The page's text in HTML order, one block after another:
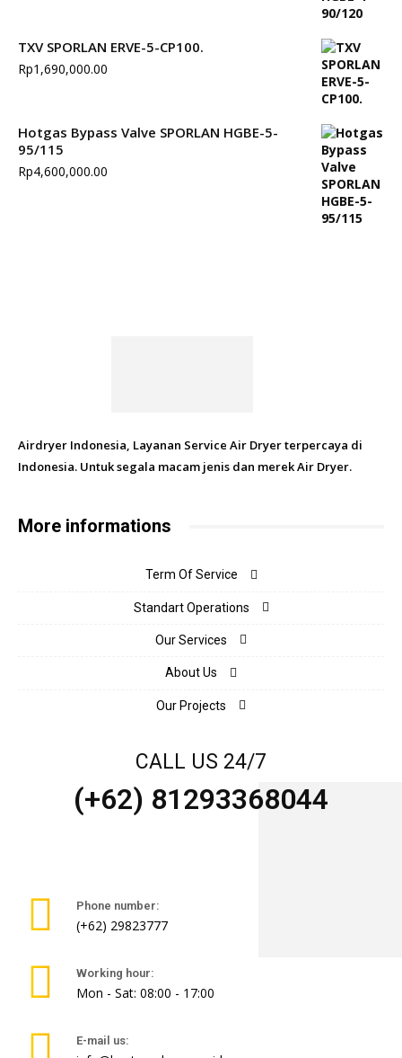
TXV SPORLAN ERVE-5-CP100.
Rp1,690,000.00
Hotgas Bypass Valve SPORLAN HGBE-5-
95/115
Rp4,600,000.00
Airdryer Indonesia, Layanan Service Air Dryer terpercaya di
Indonesia. Untuk segala macam jenis dan merek Air Dryer.
More informations
Term Of Service
Standart Operations
Our Services
About Us
Our Projects
CALL US 24/7
(+62) 81293368044
Phone number:
(+62) 29823777
Working hour:
Mon - Sat: 08:00 - 17:00
E-mail us: